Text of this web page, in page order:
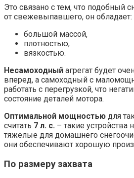
Это связано с тем, что подобный
от свежевыпавшего, он обладает:
большой массой,
плотностью,
вязкостью.
Несамоходный агрегат будет
вперед, а самоходный с
работать с перегрузкой, что
состояние деталей мотора.
Оптимальной мощностью для
считать 7 л. с. – такие
тяжелые для домашнего
они обеспечивают хорошую
По размеру захвата